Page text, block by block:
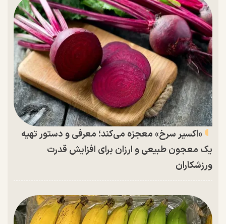
«اکسیر سرخ» معجزه می‌کند؛ معرفی و دستور تهیه
یک معجون طبیعی و ارزان برای افزایش قدرت
ورزشکاران